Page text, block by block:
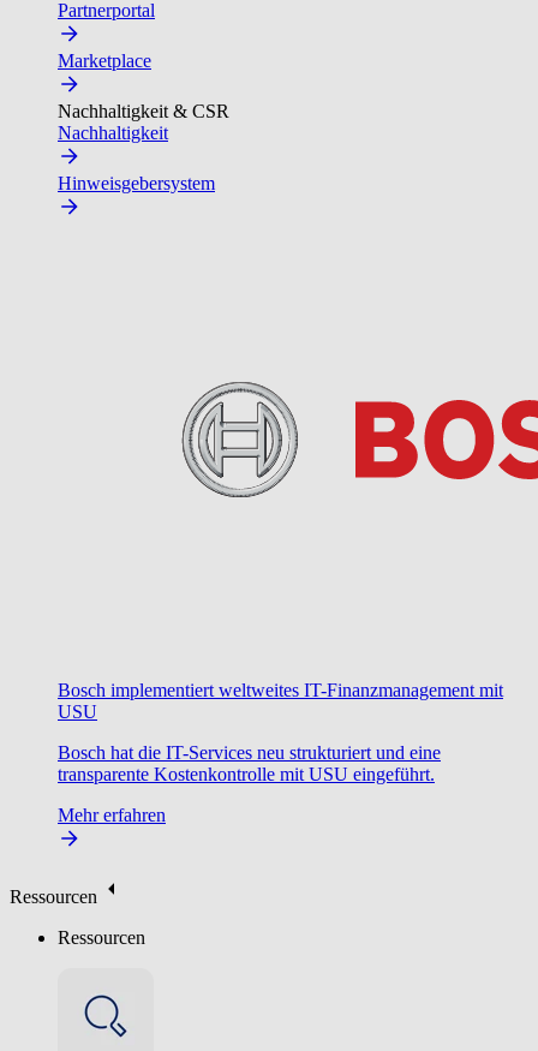
Partnerportal
Marketplace
Nachhaltigkeit & CSR
Nachhaltigkeit
Hinweisgebersystem
Bosch implementiert weltweites IT-Finanzmanagement mit
USU
Bosch hat die IT-Services neu strukturiert und eine
transparente Kostenkontrolle mit USU eingeführt.
Mehr erfahren
Ressourcen
Ressourcen